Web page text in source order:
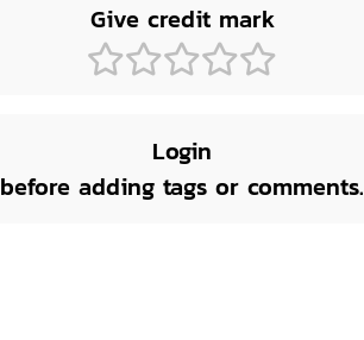
Give credit mark
Login
before adding tags or comments.